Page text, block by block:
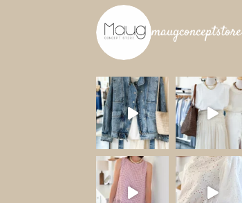
maugconceptstore